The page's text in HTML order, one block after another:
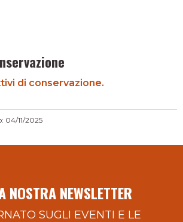
di conservazione.
04/11/2025
NEWSLETTER
SUGLI EVENTI E LE